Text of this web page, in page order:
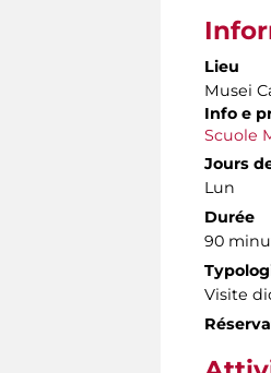
Lieu
Musei
Info e
Scuole
Jours
Lun
Durée
90
Visite